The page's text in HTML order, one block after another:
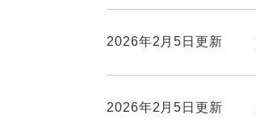
2026年2月5日更新
2026年2月5日更新